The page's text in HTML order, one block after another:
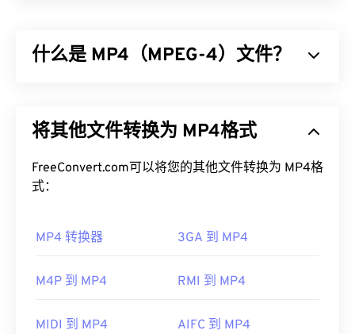
什么是 MP4（MPEG-4）文件？
作系统，使用编解码器压缩文件大小，从而生成易于
YouTube）的热门视频格式。许多人认为 MP4 是当
今最佳的视频格式之一。
如何打开 MP4 文件？
只需双击文件即可打开。无需第三方软件。在 ​​
打开。在 Mac 系统中，它会在QuickTime
将其他文件转换为 MP4格式
FreeConvert.com可以将您的其他文件转换为 MP4格
式：
MP4 转换器 3GA 到 MP4
M4P 到 MP4 RMI 到 MP4
MIDI 到 MP4 AIFC 到 MP4